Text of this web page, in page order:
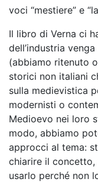
voci “mestiere” e
Il libro di Verna ci
dell’industria
(abbiamo ritenuto
storici non italiani
sulla medievistica
modernisti o
Medioevo nei loro
modo, abbiamo
approcci al tema:
chiarire il
usarlo perché non